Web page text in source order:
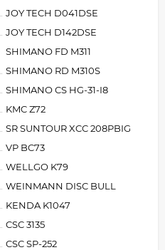
JOY TECH D041DSE
JOY TECH D142DSE
SHIMANO FD M311
SHIMANO RD M310S
SHIMANO CS HG-31-I8
KMC Z72
SR SUNTOUR XCC 208PBIG
VP BC73
WELLGO K79
WEINMANN DISC BULL
KENDA K1047
CSC 3135
CSC SP-252